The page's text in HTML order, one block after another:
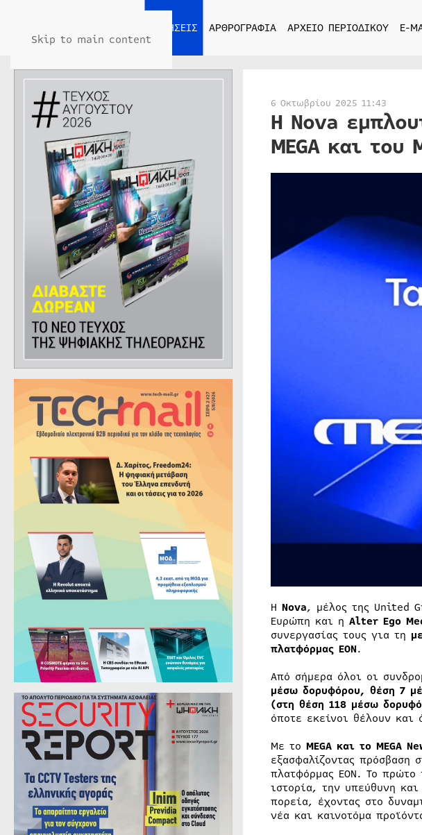
Skip to main content
ΕΙΔΗΣΕΙΣ ΑΡΘΡΟΓΡΑΦΙΑ ΑΡΧΕΙΟ ΠΕΡΙΟΔΙΚΟΥ E-
6 Οκτωβρίου 2025 11:43
Η Nova
MEGA και του
Η Nova, μέλος της United
Ευρώπη και η Alter Ego
συνεργασίας τους για τη
πλατφόρμας ΕΟΝ.
Από σήμερα όλοι οι
μέσω δορυφόρου, θέση 7
(στη θέση 118 μέσω
όποτε εκείνοι θέλουν και
Με το MEGA και το MEGA
εξασφαλίζοντας πρόσβαση
πλατφόρμας EON. Το
ιστορία, την υπεύθυνη
πορεία, έχοντας στο
νέα και καινοτόμα